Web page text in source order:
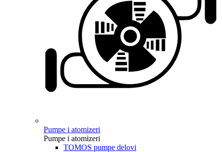
Pumpe i atomizeri
Pumpe i atomizeri
TOMOS pumpe delovi